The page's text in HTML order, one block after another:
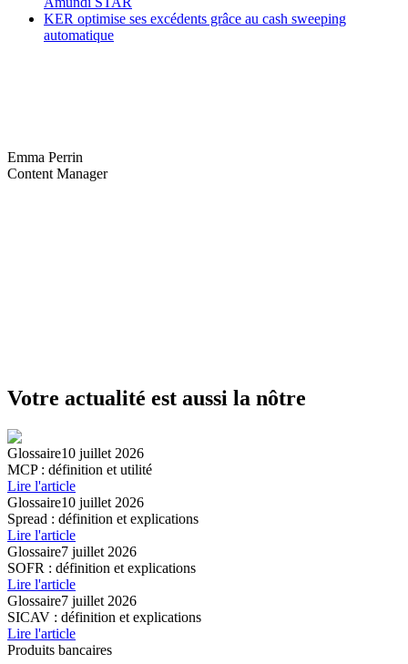
KER optimise ses excédents grâce au cash sweeping
automatique
Emma Perrin
Content Manager
Votre actualité est aussi la nôtre
Glossaire10 juillet 2026
MCP : définition et utilité
Lire l'article
Glossaire10 juillet 2026
Spread : définition et explications
Lire l'article
Glossaire7 juillet 2026
SOFR : définition et explications
Lire l'article
Glossaire7 juillet 2026
SICAV : définition et explications
Lire l'article
Produits bancaires